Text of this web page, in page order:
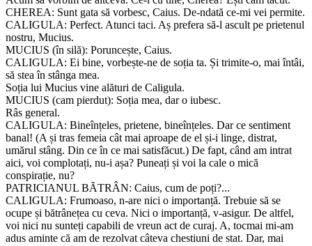
CHEREA: Sunt gata să vorbesc, Caius. De-ndată ce-mi vei permite.
CALIGULA: Perfect. Atunci taci. Aș prefera să-l ascult pe prietenul
nostru, Mucius.
MUCIUS (în silă): Poruncește, Caius.
CALIGULA: Ei bine, vorbește-ne de soția ta. Și trimite-o, mai întâi,
să stea în stânga mea.
Soția lui Mucius vine alături de Caligula.
MUCIUS (cam pierdut): Soția mea, dar o iubesc.
Râs general.
CALIGULA: Bineînțeles, prietene, bineînțeles. Dar ce sentiment
banal! (A și tras femeia cât mai aproape de el și-i linge, distrat,
umărul stâng. Din ce în ce mai satisfăcut.) De fapt, când am intrat
aici, voi complotați, nu-i așa? Puneați și voi la cale o mică
conspirație, nu?
PATRICIANUL BÃTRÂN: Caius, cum de poți?...
CALIGULA: Frumoaso, n-are nici o importanță. Trebuie să se
ocupe și bătrânețea cu ceva. Nici o importanță, v-asigur. De altfel,
voi nici nu sunteți capabili de vreun act de curaj. A, tocmai mi-am
adus aminte că am de rezolvat câteva chestiuni de stat. Dar, mai